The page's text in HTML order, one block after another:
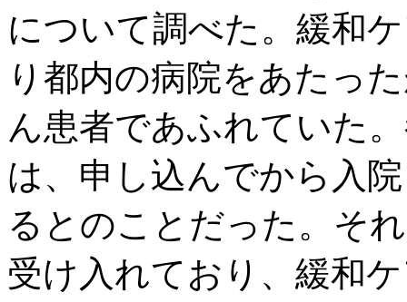
について調べた。緩和
り都内の病院をあたっ
ん患者であふれていた
は、申し込んでから入
るとのことだった。そ
受け入れており、緩和